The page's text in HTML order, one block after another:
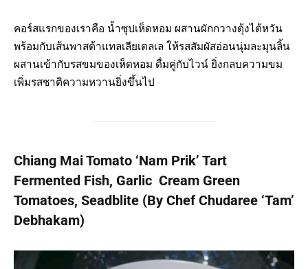
คอร์สแรกของเราคือ น้ำซุปเห็ดหอม ผสานผักกวางตุ้งไต้หวัน
พร้อมกับเส้นพาสต้าแทลเลียเตลเล ให้รสสัมผัสอ่อนนุ่มละมุนลิ้น
ผสานเข้ากับรสขมของเห็ดหอม ดื่มคู่กับไวน์ ยิ่งกลบความขม
เพิ่มรสชาติความหวานยิ่งขึ้นไป
Chiang Mai Tomato ‘Nam Prik’ Tart
Fermented Fish, Garlic Cream Green
Tomatoes, Seadblite (By Chef Chudaree ‘Tam’
Debhakam)